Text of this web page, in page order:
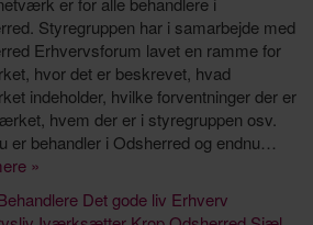
Styregruppen har i samarbejde med
Erhvervsforum lavet en ramme for
hvor det er beskrevet, hvad
indeholder, hvilke forventninger der er
hvem der er i styregruppen osv.
er behandler i Odsherred og endnu…
»
Behandlere Det gode liv
Erhverv